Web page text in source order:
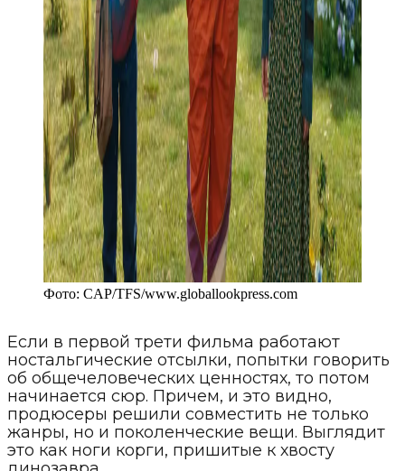
Фото: CAP/TFS/www.globallookpress.com
Если в первой трети фильма работают
ностальгические отсылки, попытки говорить
об общечеловеческих ценностях, то потом
начинается сюр. Причем, и это видно,
продюсеры решили совместить не только
жанры, но и поколенческие вещи. Выглядит
это как ноги корги, пришитые к хвосту